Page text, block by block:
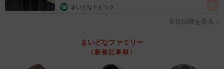
まいどなトピック
６位以降を見る
まいどなファミリー
（新着記事順）